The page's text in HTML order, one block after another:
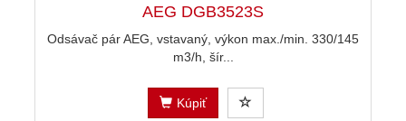
AEG DGB3523S
Odsávač pár AEG, vstavaný, výkon max./min. 330/145
m3/h, šír...
Kúpiť